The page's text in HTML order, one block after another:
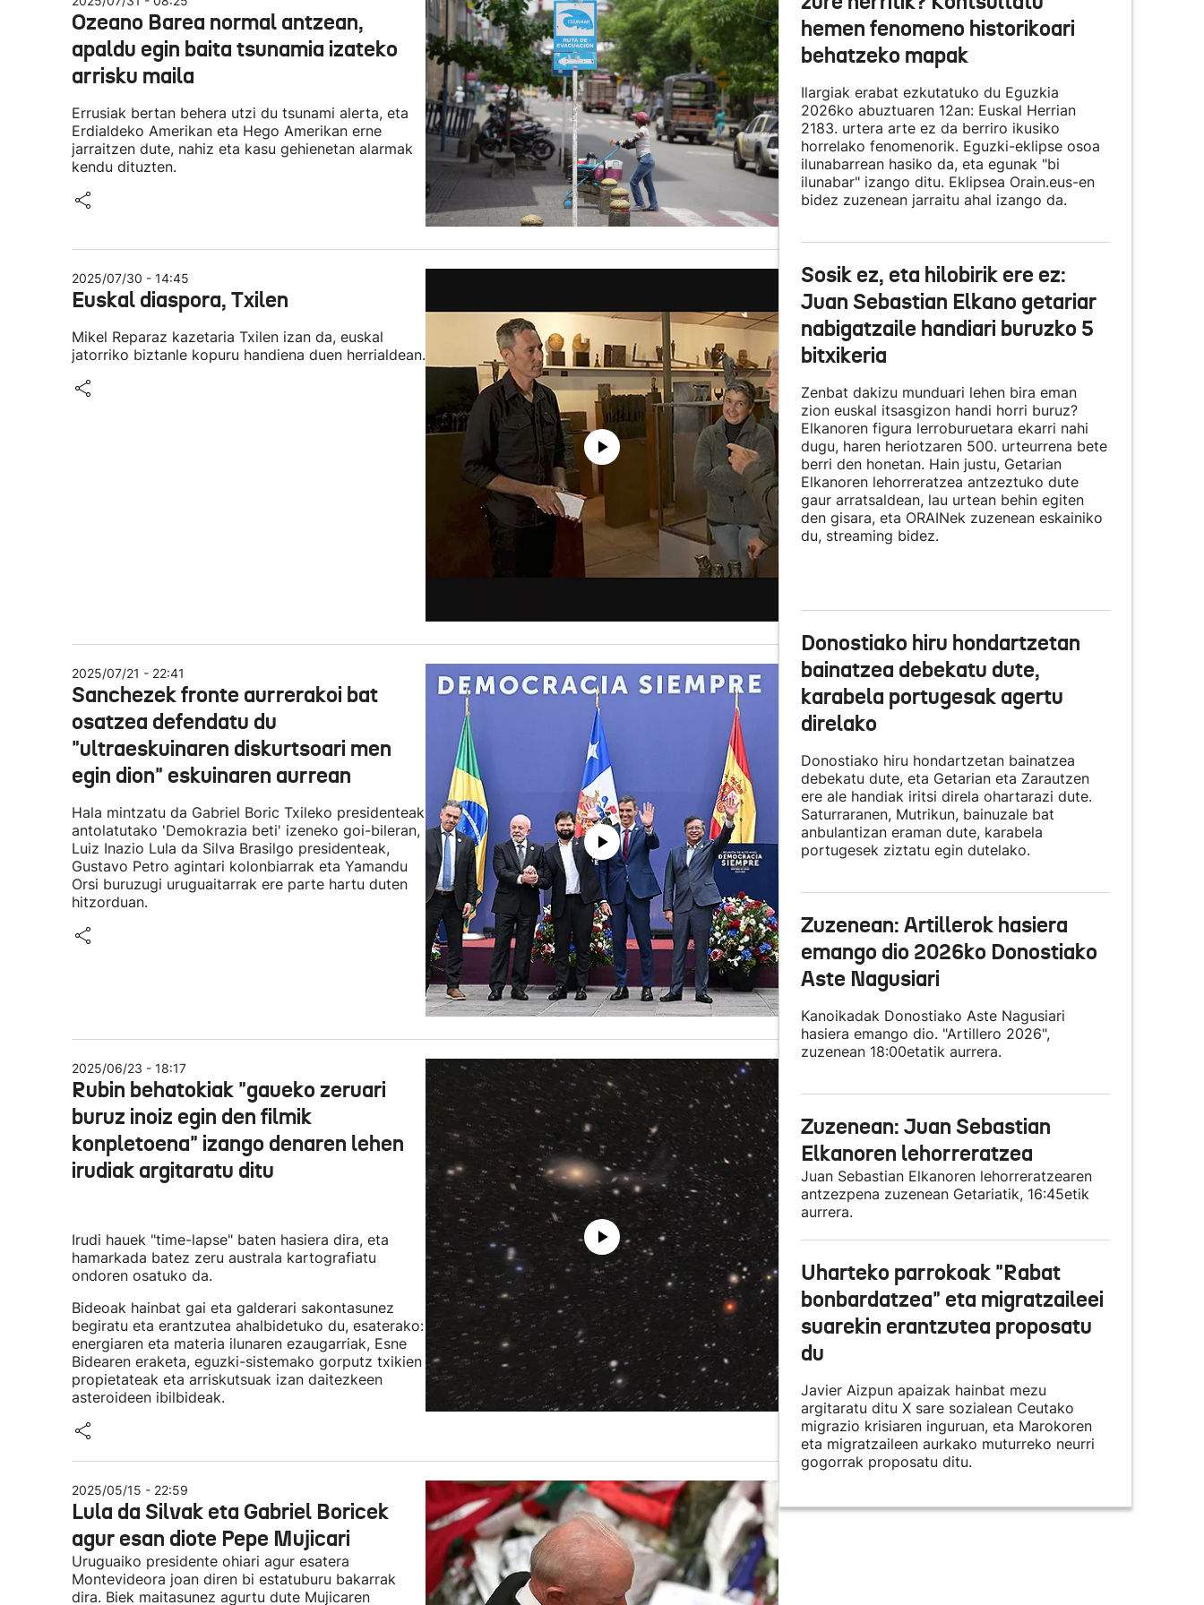
Ozeano Barea normal antzean,
apaldu egin baita tsunamia izateko
arrisku maila
Errusiak bertan behera utzi du tsunami alerta, eta
Erdialdeko Amerikan eta Hego Amerikan erne
jarraitzen dute, nahiz eta kasu gehienetan alarmak
kendu dituzten.
2025/07/30 - 14:45
Euskal diaspora, Txilen
Mikel Reparaz kazetaria Txilen izan da, euskal
jatorriko biztanle kopuru handiena duen herrialdean.
2025/07/21 - 22:41
Sanchezek fronte aurrerakoi bat
osatzea defendatu du
"ultraeskuinaren diskurtsoari men
egin dion" eskuinaren aurrean
Hala mintzatu da Gabriel Boric Txileko presidenteak
antolatutako 'Demokrazia beti' izeneko goi-bileran,
Luiz Inazio Lula da Silva Brasilgo presidenteak,
Gustavo Petro agintari kolonbiarrak eta Yamandu
Orsi buruzugi uruguaitarrak ere parte hartu duten
hitzorduan.
2025/06/23 - 18:17
Rubin behatokiak "gaueko zeruari
buruz inoiz egin den filmik
konpletoena" izango denaren lehen
irudiak argitaratu ditu
Irudi hauek "time-lapse" baten hasiera dira, eta
hamarkada batez zeru australa kartografiatu
ondoren osatuko da.
Bideoak hainbat gai eta galderari sakontasunez
begiratu eta erantzutea ahalbidetuko du, esaterako:
energiaren eta materia ilunaren ezaugarriak, Esne
Bidearen eraketa, eguzki-sistemako gorputz txikien
propietateak eta arriskutsuak izan daitezkeen
asteroideen ibilbideak.
2025/05/15 - 22:59
Lula da Silvak eta Gabriel Boricek
agur esan diote Pepe Mujicari
Uruguaiko presidente ohiari agur esatera
Montevideora joan diren bi estatuburu bakarrak
dira. Biek maitasunez agurtu dute Mujicaren
hemen fenomeno historikoari
behatzeko mapak
Ilargiak erabat ezkutatuko du Eguzkia
2026ko abuztuaren 12an: Euskal Herrian
2183. urtera arte ez da berriro ikusiko
horrelako fenomenorik. Eguzki-eklipse osoa
ilunabarrean hasiko da, eta egunak "bi
ilunabar" izango ditu. Eklipsea Orain.eus-en
bidez zuzenean jarraitu ahal izango da.
Sosik ez, eta hilobirik ere ez:
Juan Sebastian Elkano getariar
nabigatzaile handiari buruzko 5
bitxikeria
Zenbat dakizu munduari lehen bira eman
zion euskal itsasgizon handi horri buruz?
Elkanoren figura lerroburuetara ekarri nahi
dugu, haren heriotzaren 500. urteurrena bete
berri den honetan. Hain justu, Getarian
Elkanoren lehorreratzea antzeztuko dute
gaur arratsaldean, lau urtean behin egiten
den gisara, eta ORAINek zuzenean eskainiko
du, streaming bidez.
Donostiako hiru hondartzetan
bainatzea debekatu dute,
karabela portugesak agertu
direlako
Donostiako hiru hondartzetan bainatzea
debekatu dute, eta Getarian eta Zarautzen
ere ale handiak iritsi direla ohartarazi dute.
Saturraranen, Mutrikun, bainuzale bat
anbulantizan eraman dute, karabela
portugesek ziztatu egin dutelako.
Zuzenean: Artillerok hasiera
emango dio 2026ko Donostiako
Aste Nagusiari
Kanoikadak Donostiako Aste Nagusiari
hasiera emango dio. "Artillero 2026",
zuzenean 18:00etatik aurrera.
Zuzenean: Juan Sebastian
Elkanoren lehorreratzea
Juan Sebastian Elkanoren lehorreratzearen
antzezpena zuzenean Getariatik, 16:45etik
aurrera.
Uharteko parrokoak "Rabat
bonbardatzea" eta migratzaileei
suarekin erantzutea proposatu
du
Javier Aizpun apaizak hainbat mezu
argitaratu ditu X sare sozialean Ceutako
migrazio krisiaren inguruan, eta Marokoren
eta migratzaileen aurkako muturreko neurri
gogorrak proposatu ditu.